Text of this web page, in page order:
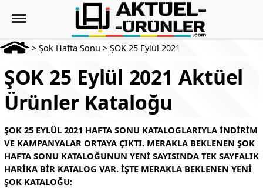
> Şok Hafta Sonu > ŞOK 25 Eylül 2021
ŞOK 25 Eylül 2021 Aktüel
Ürünler Kataloğu
ŞOK 25 EYLÜL 2021 HAFTA SONU KATALOGLARIYLA INDIRIM
VE KAMPANYALAR ORTAYA ÇIKTI. MERAKLA BEKLENEN ŞOK
HAFTA SONU KATALOĞUNUN YENI SAYISINDA TEK SAYFALIK
HARIKA BIR KATALOG VAR. İŞTE MERAKLA BEKLENEN YENI
ŞOK KATALOĞU: